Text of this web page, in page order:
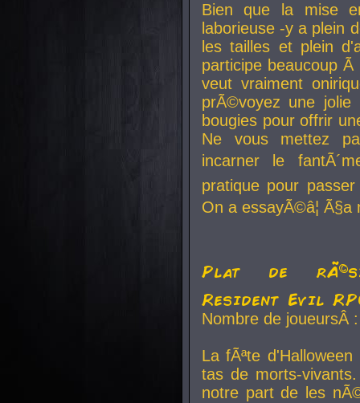
Bien que la mise
laborieuse -y a plein
les tailles et plein
participe beaucoup
veut vraiment
prÃ©voyez une
bougies pour offrir
Ne vous mettez
incarner le
pratique pour
On a essayÃ©â¦
Plat de
Resident Evil
Nombre de
La fÃªte
tas de morts-
notre part de les